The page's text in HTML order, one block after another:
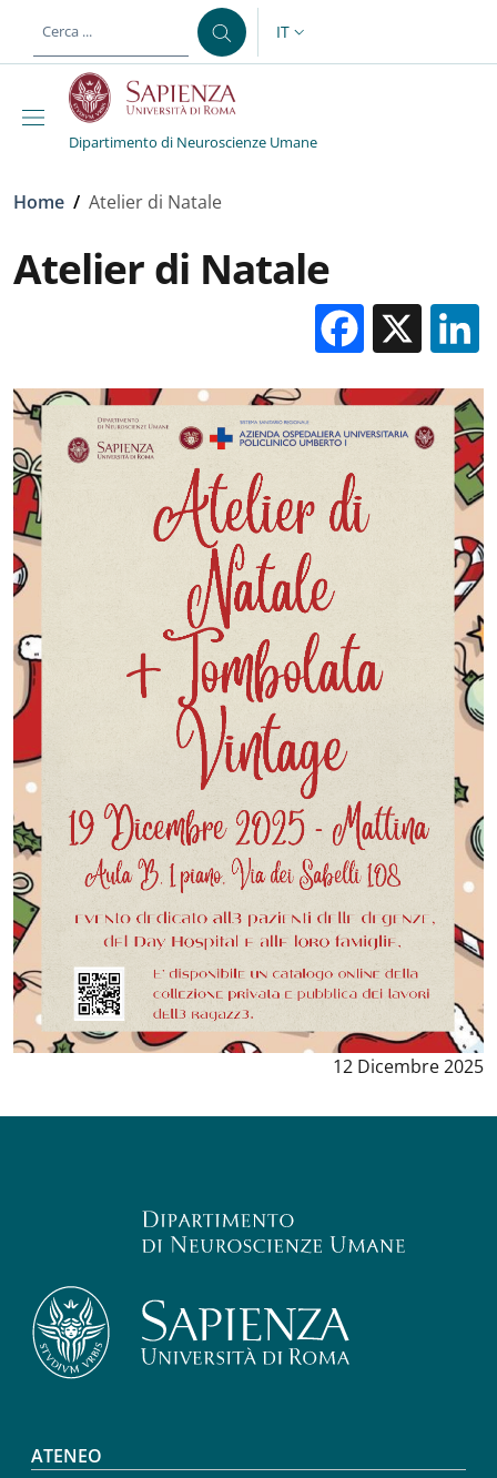
al contenuto principale
SELETTORE LINGUA:
IT
Dipartimento di Neuroscienze Umane
Briciole di pane
Home / Atelier di Natale
Atelier di Natale
X
Data notizia:
12 Dicembre 2025
Footer menu
ATENEO